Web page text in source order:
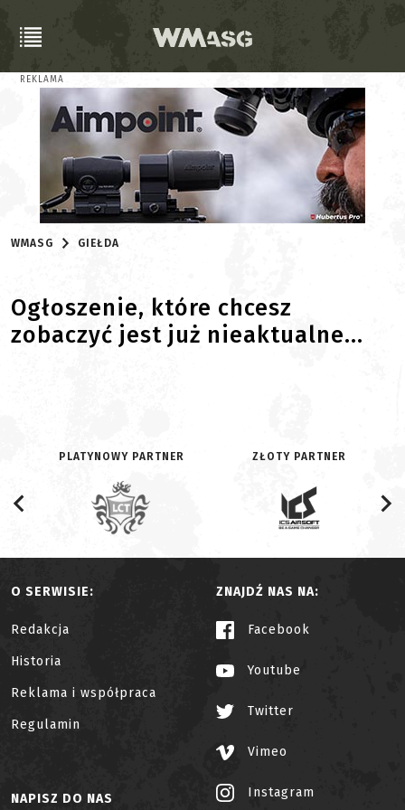
REKLAMA
WMASG GIEŁDA
Ogłoszenie, które chcesz
zobaczyć jest już nieaktualne...
PLATYNOWY PARTNER ZŁOTY PARTNER
O SERWISIE:
Redakcja
Historia
Reklama i współpraca
Regulamin
ZNAJDŹ NAS NA:
Facebook
Youtube
Twitter
Vimeo
Instagram
NAPISZ DO NAS